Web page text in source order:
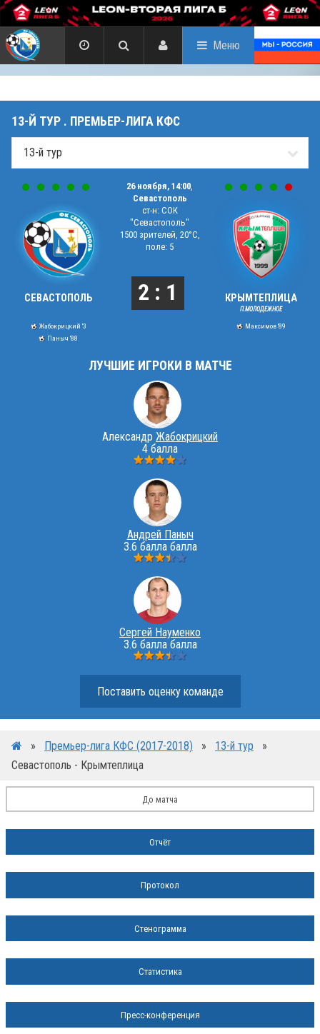
Меню
13-Й ТУР . ПРЕМЬЕР-ЛИГА КФС
СЕВАСТОПОЛЬ
Жабокрицкий '3
Паныч '88
26 ноября, 14:00
Севастополь
ст-н: СОК
"Севастополь"
1500 зрителей, 20°C,
поле: 5
2 : 1 КРЫМТЕПЛИЦА
П.МОЛОДЕЖНОЕ
Максимов '89
ЛУЧШИЕ ИГРОКИ В МАТЧЕ
Александр Жабокрицкий
4 балла
Андрей Паныч
3.6 балла балла
Сергей Науменко
3.6 балла балла
Поставить оценку команде
» Премьер-лига КФС (2017-2018) » 13-й тур
»
Севастополь - Крымтеплица
До матча
Отчёт
Протокол
Стенограмма
Статистика
Пресс-конференция